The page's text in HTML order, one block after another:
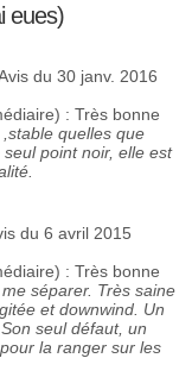
eues)
du 30 janv. 2016
: Très bonne
quelles que
point noir, elle est
du 6 avril 2015
: Très bonne
séparer. Très saine
et downwind. Un
seul défaut, un
la ranger sur les